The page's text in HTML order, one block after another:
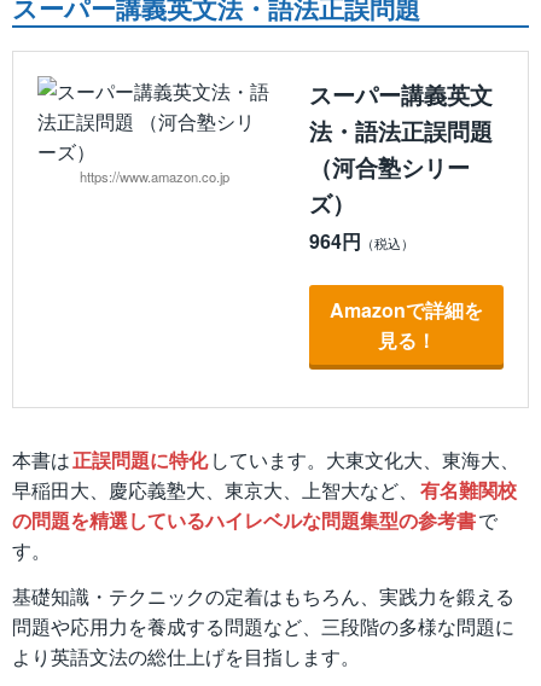
スーパー講義英文法・語法正誤問題
https://www.amazon.co.jp
スーパー講義英文
法・語法正誤問題
（河合塾シリー
ズ）
964円
Amazonで詳細を
見る！
本書は正誤問題に特化 しています。大東文化大、東海大、
早稲田大、慶応義塾大、東京大、上智大など、 有名難関校
の問題を精選しているハイレベルな問題集型の参考書で
す。
基礎知識・テクニックの定着はもちろん、実践力を鍛える
問題や応用力を養成する問題など、三段階の多様な問題に
より英語文法の総仕上げを目指します。